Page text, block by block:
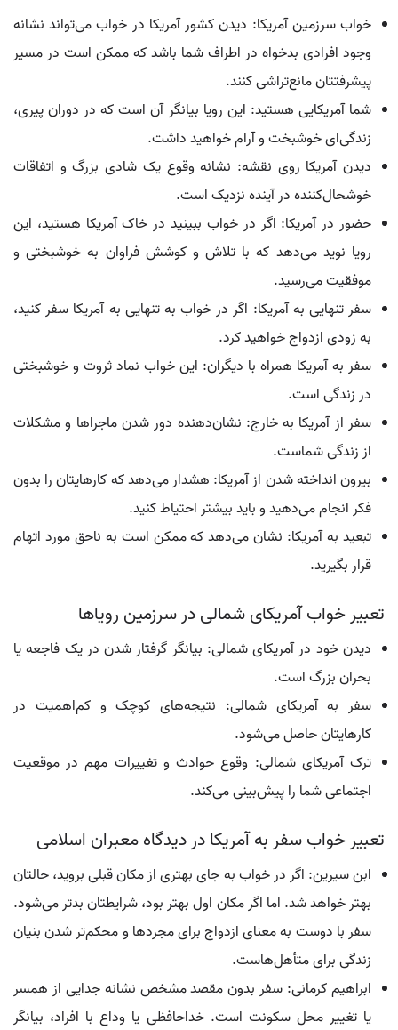
خواب سرزمین آمریکا: دیدن کشور آمریکا در خواب می‌تواند نشانه
وجود افرادی بدخواه در اطراف شما باشد که ممکن است در مسیر
پیشرفتتان مانع‌تراشی کنند.
شما آمریکایی هستید: این رویا بیانگر آن است که در دوران پیری،
زندگی‌ای خوشبخت و آرام خواهید داشت.
دیدن آمریکا روی نقشه: نشانه وقوع یک شادی بزرگ و اتفاقات
خوشحال‌کننده در آینده نزدیک است.
حضور در آمریکا: اگر در خواب ببینید در خاک آمریکا هستید، این
رویا نوید می‌دهد که با تلاش و کوشش فراوان به خوشبختی و
موفقیت می‌رسید.
سفر تنهایی به آمریکا: اگر در خواب به تنهایی به آمریکا سفر کنید،
به زودی ازدواج خواهید کرد.
سفر به آمریکا همراه با دیگران: این خواب نماد ثروت و خوشبختی
در زندگی است.
سفر از آمریکا به خارج: نشان‌دهنده دور شدن ماجراها و مشکلات
از زندگی شماست.
بیرون انداخته شدن از آمریکا: هشدار می‌دهد که کارهایتان را بدون
فکر انجام می‌دهید و باید بیشتر احتیاط کنید.
تبعید به آمریکا: نشان می‌دهد که ممکن است به ناحق مورد اتهام
قرار بگیرید.
تعبیر خواب آمریکای شمالی در سرزمین رویاها
دیدن خود در آمریکای شمالی: بیانگر گرفتار شدن در یک فاجعه یا
بحران بزرگ است.
سفر به آمریکای شمالی: نتیجه‌های کوچک و کم‌اهمیت در
کارهایتان حاصل می‌شود.
ترک آمریکای شمالی: وقوع حوادث و تغییرات مهم در موقعیت
اجتماعی شما را پیش‌بینی می‌کند.
تعبیر خواب سفر به آمریکا در دیدگاه معبران اسلامی
ابن سیرین: اگر در خواب به جای بهتری از مکان قبلی بروید، حالتان
بهتر خواهد شد. اما اگر مکان اول بهتر بود، شرایطتان بدتر می‌شود.
سفر با دوست به معنای ازدواج برای مجردها و محکم‌تر شدن بنیان
زندگی برای متأهل‌هاست.
ابراهیم کرمانی: سفر بدون مقصد مشخص نشانه جدایی از همسر
یا تغییر محل سکونت است. خداحافظی یا وداع با افراد، بیانگر